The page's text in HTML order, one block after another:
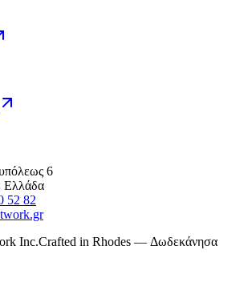
6
Ελλάδα
52 82
Inc.Crafted in Rhodes — Δωδεκάνησα